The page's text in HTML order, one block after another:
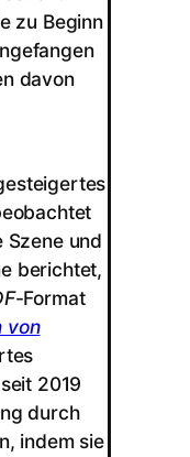
zu Beginn
davon
Szene und
berichtet,
-Format
von
2019
durch
indem sie